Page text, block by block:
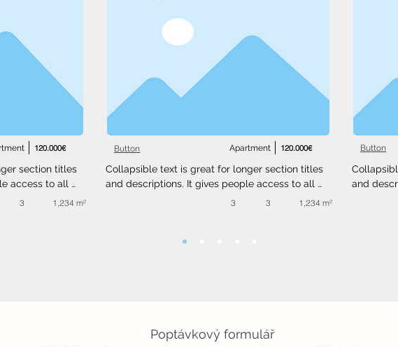
120.000€
section titles
access to all
your layout
3 1,234 m²
Apartment
Button 120.000€
Collapsible text is great for longer section titles
and descriptions. It gives people access to all
the info they need, while keeping your layout
3 3 1,234 m²
Button
and
the info
Poptávkový formulář